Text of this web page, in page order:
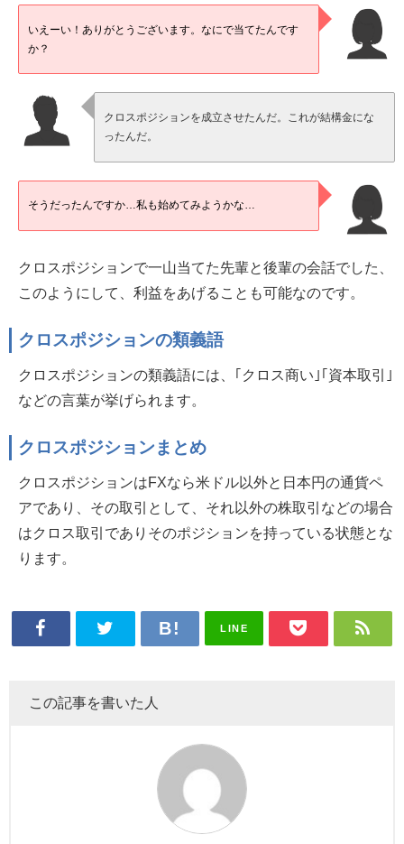
いえーい！ありがとうございます。なにで当てたんです
か？
クロスポジションを成立させたんだ。これが結構金にな
ったんだ。
そうだったんですか…私も始めてみようかな…
クロスポジションで一山当てた先輩と後輩の会話でした、
このようにして、利益をあげることも可能なのです。
クロスポジションの類義語
クロスポジションの類義語には、｢クロス商い｣｢資本取引｣
などの言葉が挙げられます。
クロスポジションまとめ
クロスポジションはFXなら米ドル以外と日本円の通貨ペ
アであり、その取引として、それ以外の株取引などの場合
はクロス取引でありそのポジションを持っている状態とな
ります。
LINE
この記事を書いた人